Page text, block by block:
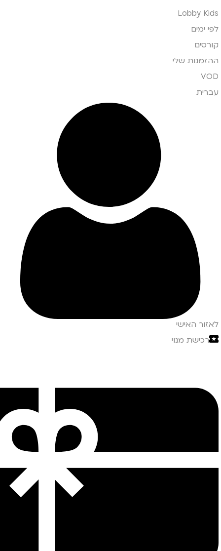
Lobby Kids
לפי ימים
קורסים
ההזמנות שלי
VOD
עברית
לאזור האישי
רכישת מנוי